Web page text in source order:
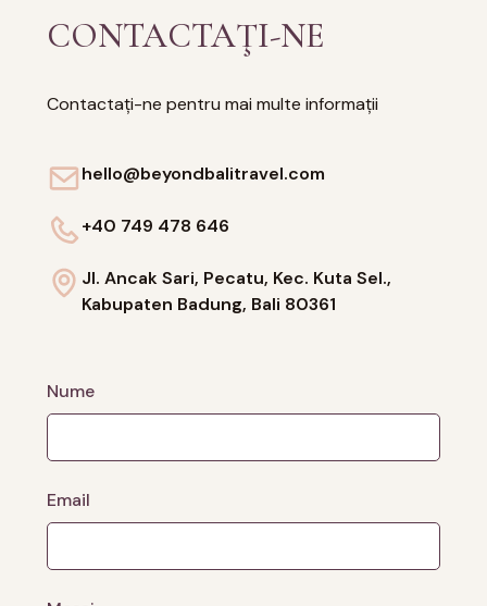
CONTACTAŢI-NE
Contactați-ne pentru mai multe informații
hello@beyondbalitravel.com
+40 749 478 646
Jl. Ancak Sari, Pecatu, Kec. Kuta Sel.,
Kabupaten Badung, Bali 80361
Nume
Email